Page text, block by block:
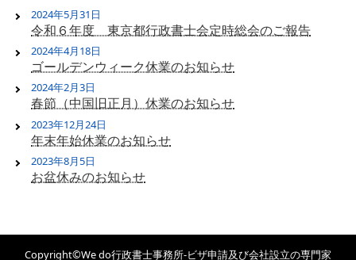
令和６年度 東京都行政書士会定時総会のご報告
2024年5月31日
ゴールデンウィーク休業のお知らせ
2024年4月18日
春節（中国旧正月）休業のお知らせ
2024年2月3日
年末年始休業のお知らせ
2023年12月24日
お盆休みのお知らせ
2023年8月5日
Copyright©We do行政書士事務所‐ビザ申請及び会社設立の専門家